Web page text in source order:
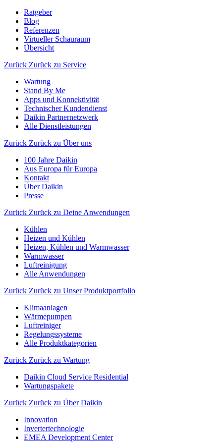
Ratgeber
Blog
Referenzen
Virtueller Schauraum
Übersicht
Zurück Zurück zu Service
Wartung
Stand By Me
Apps und Konnektivität
Technischer Kundendienst
Daikin Partnernetzwerk
Alle Dienstleistungen
Zurück Zurück zu Über uns
100 Jahre Daikin
Aus Europa für Europa
Kontakt
Über Daikin
Presse
Zurück Zurück zu Deine Anwendungen
Kühlen
Heizen und Kühlen
Heizen, Kühlen und Warmwasser
Warmwasser
Luftreinigung
Alle Anwendungen
Zurück Zurück zu Unser Produktportfolio
Klimaanlagen
Wärmepumpen
Luftreiniger
Regelungssysteme
Alle Produktkategorien
Zurück Zurück zu Wartung
Daikin Cloud Service Residential
Wartungspakete
Zurück Zurück zu Über Daikin
Innovation
Invertertechnologie
EMEA Development Center